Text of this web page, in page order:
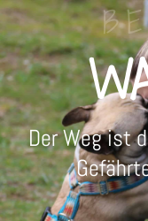
Der Weg ist